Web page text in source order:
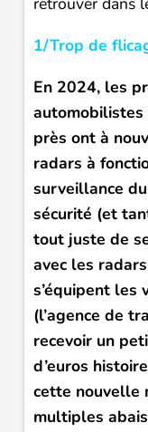
1/Trop de
En 2024, les
automobilistes
près ont à
radars à
surveillance
sécurité (et
tout juste de
avec les
s’équipent les
(l’agence de
recevoir un
d’euros
cette nouvelle
multiples